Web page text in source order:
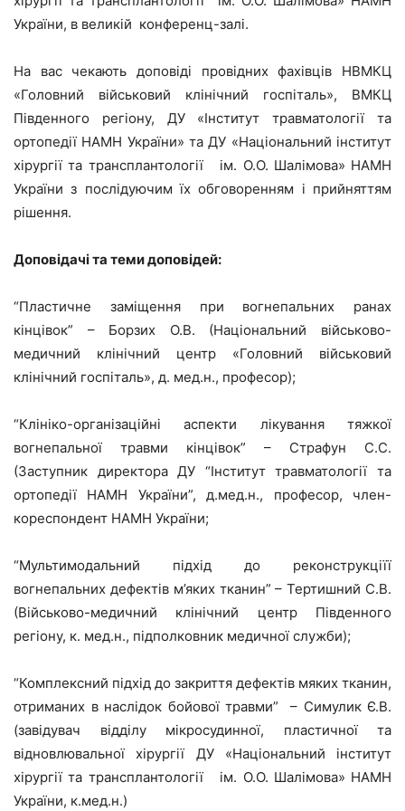
України, в великій конференц-залі.
На вас чекають доповіді провідних фахівців НВМКЦ
«Головний військовий клінічний госпіталь», ВМКЦ
Південного регіону, ДУ «Інститут травматології та
ортопедії НАМН України» та ДУ «Національний інститут
хірургії та трансплантології ім. О.О. Шалімова» НАМН
України з послідуючим їх обговоренням і прийняттям
рішення.
Доповідачі та теми доповідей:
“Пластичне заміщення при вогнепальних ранах
кінцівок” – Борзих О.В. (Національний військово-
медичний клінічний центр «Головний військовий
клінічний госпіталь», д. мед.н., професор);
“Клініко-організаційні аспекти лікування тяжкої
вогнепальної травми кінцівок” – Страфун С.С.
(Заступник директора ДУ “Інститут травматології та
ортопедії НАМН України”, д.мед.н., професор, член-
кореспондент НАМН України;
“Мультимодальний підхід до реконструкціїї
вогнепальних дефектів м’яких тканин” – Тертишний С.В.
(Військово-медичний клінічний центр Південного
регіону, к. мед.н., підполковник медичної служби);
“Комплексний підхід до закриття дефектів мяких тканин,
отриманих в наслідок бойової травми” – Симулик Є.В.
(завідувач відділу мікросудинної, пластичної та
відновлювальної хірургії ДУ «Національний інститут
хірургії та трансплантології ім. О.О. Шалімова» НАМН
України, к.мед.н.)